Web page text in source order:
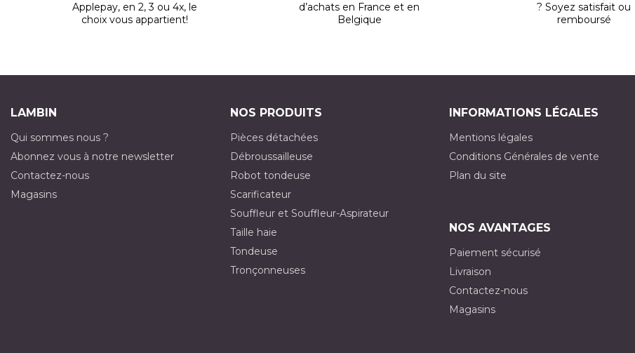
Applepay, en 2, 3 ou 4x, le
choix vous appartient!
d’achats en France et en
Belgique
? Soyez satisfait ou
remboursé
LAMBIN
Qui sommes nous ?
Abonnez vous à notre newsletter
Contactez-nous
Magasins
NOS PRODUITS
Pièces détachées
Débroussailleuse
Robot tondeuse
Scarificateur
Souffleur et Souffleur-Aspirateur
Taille haie
Tondeuse
Tronçonneuses
INFORMATIONS LÉGALES
Mentions légales
Conditions Générales de vente
Plan du site
NOS AVANTAGES
Paiement sécurisé
Livraison
Contactez-nous
Magasins